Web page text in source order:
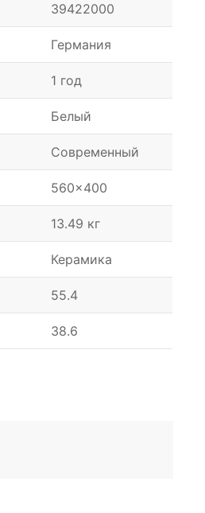
39422000
Германия
1 год
Белый
Современный
560x400
13.49 кг
Керамика
55.4
38.6